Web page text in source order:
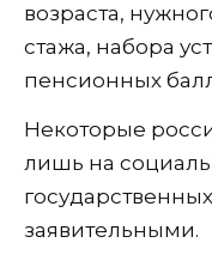
возраста,
стажа, набора
пенсионных
Некоторые
лишь на
заявительными.